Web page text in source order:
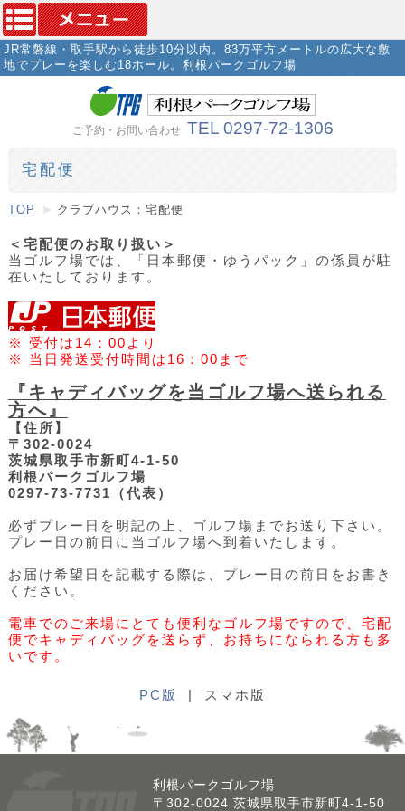
JR常磐線・取手駅から徒歩10分以内。83万平方メートルの広大な敷
地でプレーを楽しむ18ホール。利根パークゴルフ場
ご予約・お問い合わせ TEL 0297-72-1306
宅配便
TOP クラブハウス：宅配便
＜宅配便のお取り扱い＞
当ゴルフ場では、「日本郵便・ゆうパック」の係員が駐
在いたしております。
※ 受付は14：00より
※ 当日発送受付時間は16：00まで
『キャディバッグを当ゴルフ場へ送られる
方へ』
【住所】
〒302-0024
茨城県取手市新町4-1-50
利根パークゴルフ場
0297-73-7731（代表）
必ずプレー日を明記の上、ゴルフ場までお送り下さい。
プレー日の前日に当ゴルフ場へ到着いたします。
お届け希望日を記載する際は、プレー日の前日をお書き
ください。
電車でのご来場にとても便利なゴルフ場ですので、宅配
便でキャディバッグを送らず、お持ちになられる方も多
いです。
PC版 | スマホ版
利根パークゴルフ場
〒302-0024 茨城県取手市新町4-1-50